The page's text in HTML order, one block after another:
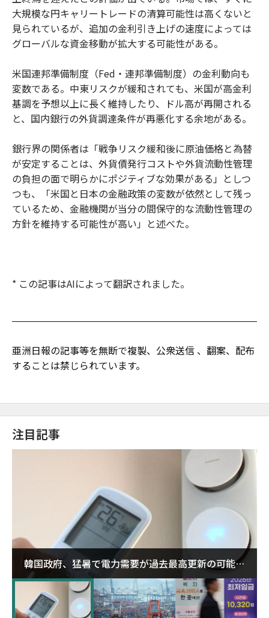
大規模な円キャリートレードの清算可能性は高くないと
見られているが、追加の金利引き上げの速度によっては
グローバルな資金移動が拡大する可能性がある。
米国連邦準備制度（Fed・連邦準備制度）の金利動向も
変数である。中東リスクが緩和されても、米国が高金利
基調を予想以上に長く維持したり、ドル高が再開される
と、国内銀行の外貨調達条件が再悪化する余地がある。
銀行界の関係者は「戦争リスク緩和後に原油価格と為替
が安定することは、外貨債発行コストや外貨流動性管理
の負担の面で明らかにポジティブな効果がある」としつ
つも、「米国と日本の金融政策の変数が依然として残っ
ているため、金融機関が当分の間保守的な流動性管理の
方針を維持する可能性が高い」と述べた。
* この記事はAIによって翻訳されました。
亜洲日報の記事等を無断で複製、公衆送信 、翻案、配布
することは禁じられています。
注目記事
韓国政府、猛暑で電力需要が過去最高更新の可能性
に需給対応体制を点検